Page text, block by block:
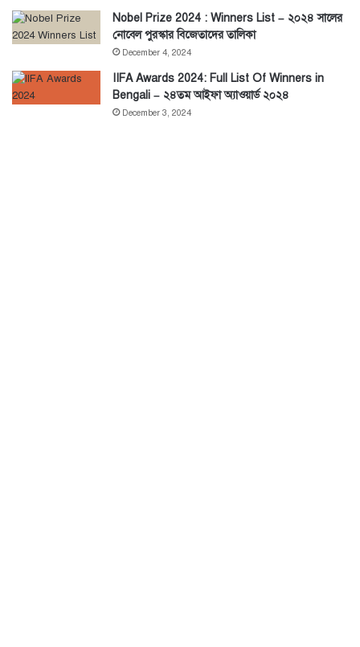
Nobel Prize 2024 : Winners List – ২০২৪ সালের
নোবেল পুরস্কার বিজেতাদের তালিকা
December 4, 2024
IIFA Awards 2024: Full List Of Winners in
Bengali – ২৪তম আইফা অ্যাওয়ার্ড ২০২৪
December 3, 2024